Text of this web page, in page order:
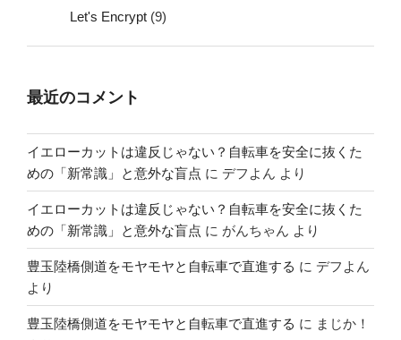
Let's Encrypt (9)
最近のコメント
イエローカットは違反じゃない？自転車を安全に抜くた
めの「新常識」と意外な盲点 に デフよん より
イエローカットは違反じゃない？自転車を安全に抜くた
めの「新常識」と意外な盲点 に がんちゃん より
豊玉陸橋側道をモヤモヤと自転車で直進する に デフよん
より
豊玉陸橋側道をモヤモヤと自転車で直進する に まじか！